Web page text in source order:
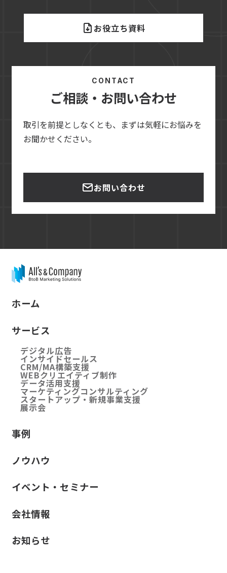
お役立ち資料
CONTACT
ご相談・お問い合わせ
取引を前提としなくとも、まずは気軽にお悩みを
お聞かせください。
お問い合わせ
ホーム
サービス
デジタル広告
インサイドセールス
CRM/MA構築支援
WEBクリエイティブ制作
データ活用支援
マーケティングコンサルティング
スタートアップ・新規事業支援
展示会
事例
ノウハウ
イベント・セミナー
会社情報
お知らせ